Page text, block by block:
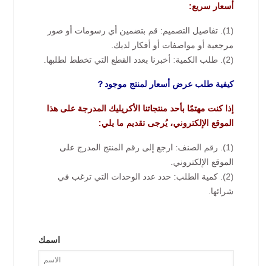
أسعار سريع:
(1). تفاصيل التصميم: قم بتضمين أي رسومات أو صور
مرجعية أو مواصفات أو أفكار لديك.
(2). طلب الكمية: أخبرنا بعدد القطع التي تخطط لطلبها.
كيفية طلب عرض أسعار لمنتج موجود？
إذا كنت مهتمًا بأحد منتجاتنا الأكريليك المدرجة على هذا
الموقع الإلكتروني، يُرجى تقديم ما يلي:
(1). رقم الصنف: ارجع إلى رقم المنتج المدرج على
الموقع الإلكتروني.
(2). كمية الطلب: حدد عدد الوحدات التي ترغب في
شرائها.
اسمك